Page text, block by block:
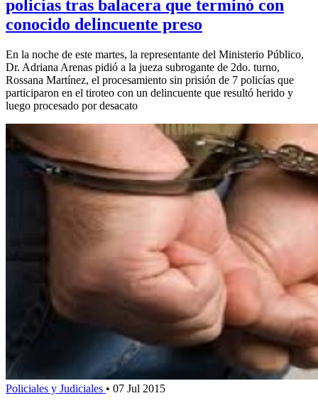
policías tras balacera que terminó con
conocido delincuente preso
En la noche de este martes, la representante del Ministerio Público,
Dr. Adriana Arenas pidió a la jueza subrogante de 2do. turno,
Rossana Martínez, el procesamiento sin prisión de 7 policías que
participaron en el tiroteo con un delincuente que resultó herido y
luego procesado por desacato
Policiales y Judiciales • 07 Jul 2015